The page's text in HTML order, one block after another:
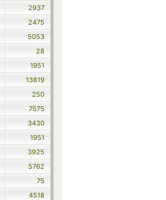
2937
2475
5053
28
1951
13819
250
7575
3430
1951
3925
5762
75
4518